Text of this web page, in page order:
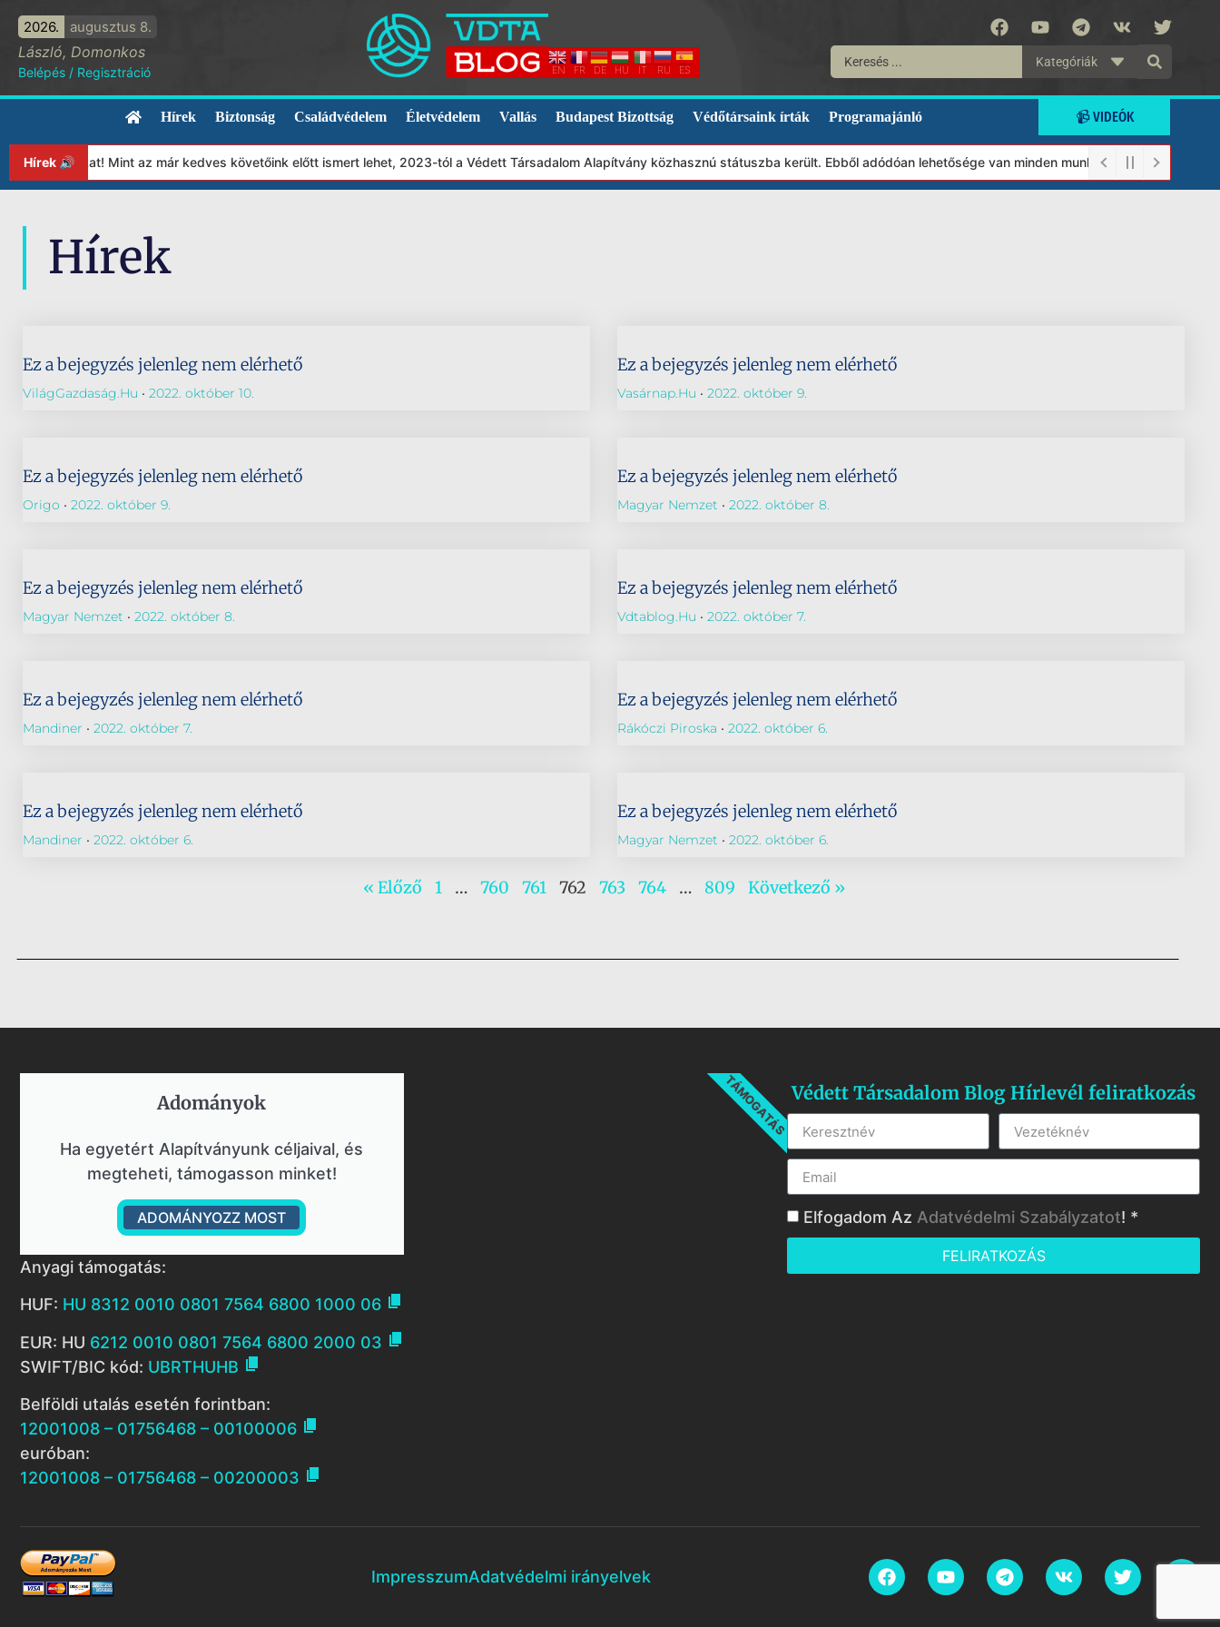
2026. augusztus 8.
László, Domonkos
Belépés / Regisztráció EN FR DE HU IT RU ES
Kategóriák
Hírek Biztonság Családvédelem Életvédelem Vallás Budapest Bizottság Védőtársaink írták Programajánló 📹 VIDEÓK
Hírek 🔊 Mint az már kedves követőink előtt ismert lehet, 2023-tól a Védett Társadalom Alapítvány közhasznú státuszba került. Ebből adódóan lehetősége van minden munkánkat segíteni
Hírek
Ez a bejegyzés jelenleg nem elérhető
VilágGazdaság.hu 2022. október 10.
Ez a bejegyzés jelenleg nem elérhető
Vasárnap.hu 2022. október 9.
Ez a bejegyzés jelenleg nem elérhető
Origo 2022. október 9.
Ez a bejegyzés jelenleg nem elérhető
Magyar Nemzet 2022. október 8.
Ez a bejegyzés jelenleg nem elérhető
Magyar Nemzet 2022. október 8.
Ez a bejegyzés jelenleg nem elérhető
Vdtablog.hu 2022. október 7.
Ez a bejegyzés jelenleg nem elérhető
Mandiner 2022. október 7.
Ez a bejegyzés jelenleg nem elérhető
Rákóczi Piroska 2022. október 6.
Ez a bejegyzés jelenleg nem elérhető
Mandiner 2022. október 6.
Ez a bejegyzés jelenleg nem elérhető
Magyar Nemzet 2022. október 6.
« Előző 1 … 760 761 762 763 764 … 809 Következő »
Adományok​
Ha egyetért Alapítványunk céljaival, és
megteheti, támogasson minket!
ADOMÁNYOZZ MOST
TÁMOGATÁS
Anyagi támogatás:
HUF: HU 8312 0010 0801 7564 6800 1000 06 
EUR: HU 6212 0010 0801 7564 6800 2000 03 
SWIFT/BIC kód: UBRTHUHB 
Belföldi utalás esetén forintban:
12001008 – 01756468 – 00100006 
euróban:
12001008 – 01756468 – 00200003 
Védett Társadalom Blog Hírlevél feliratkozás
Elfogadom Az Adatvédelmi Szabályzatot! *
FELIRATKOZÁS
ImpresszumAdatvédelmi irányelvek